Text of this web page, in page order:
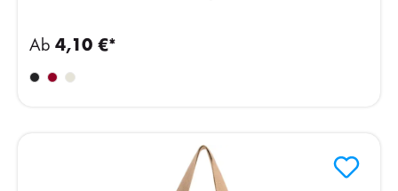
Ab 4,10 €*